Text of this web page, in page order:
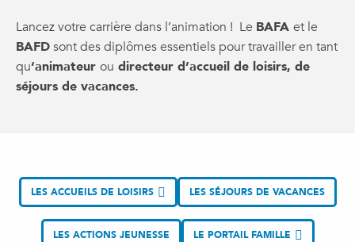
Lancez votre carrière dans l’animation ! Le BAFA et le
BAFDsont des diplômes essentiels pour travailler en tant
qu‘animateur ou directeur d’accueil de loisirs, de
séjours de vacances.
LES ACCUEILS DE LOISIRS LES SÉJOURS DE VACANCES
LES ACTIONS JEUNESSE LE PORTAIL FAMILLE